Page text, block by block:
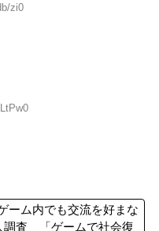
zi0
ーム内でも交流を好まな
調査 「ゲームで社会復